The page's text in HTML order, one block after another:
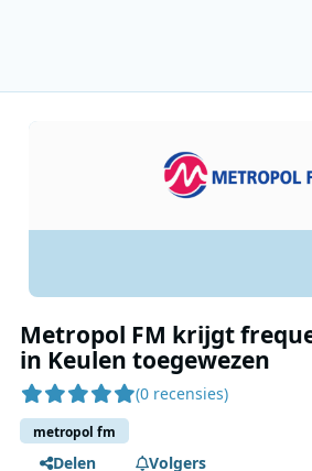
Metropol FM krijgt
in Keulen toegewezen
(0 recensies)
metropol fm
Delen
Volgers